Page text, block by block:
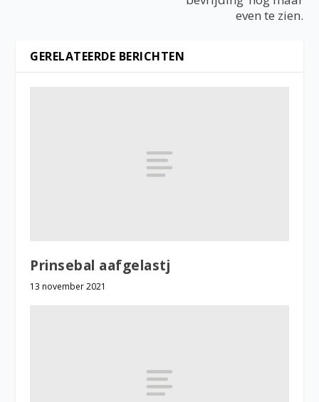
even te zien.
GERELATEERDE BERICHTEN
Prinsebal aafgelastj
13 november 2021